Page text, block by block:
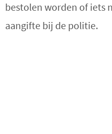
bestolen worden of iets
aangifte bij de politie.